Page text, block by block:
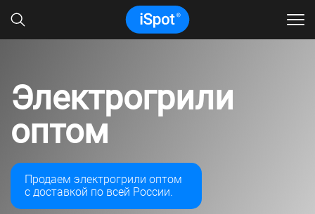
Электрогрили
оптом
Продаем электрогрили оптом
с доставкой по всей России.